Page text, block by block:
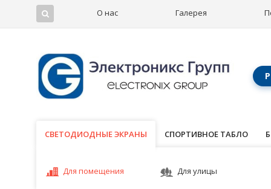
О нас Галерея
СВЕТОДИОДНЫЕ ЭКРАНЫ
СВЕТОДИОДНЫЕ ЭКРАНЫ СПОРТИВНОЕ ТАБЛО
Для помещения Для улицы